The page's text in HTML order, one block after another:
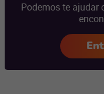
Podemos te ajudar